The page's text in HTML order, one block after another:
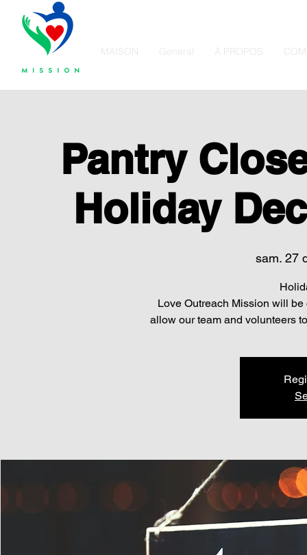
MAISON General À PROPOS
Pantry
Holiday
sam. 27
Love Outreach Mission will
allow our team and volunteers